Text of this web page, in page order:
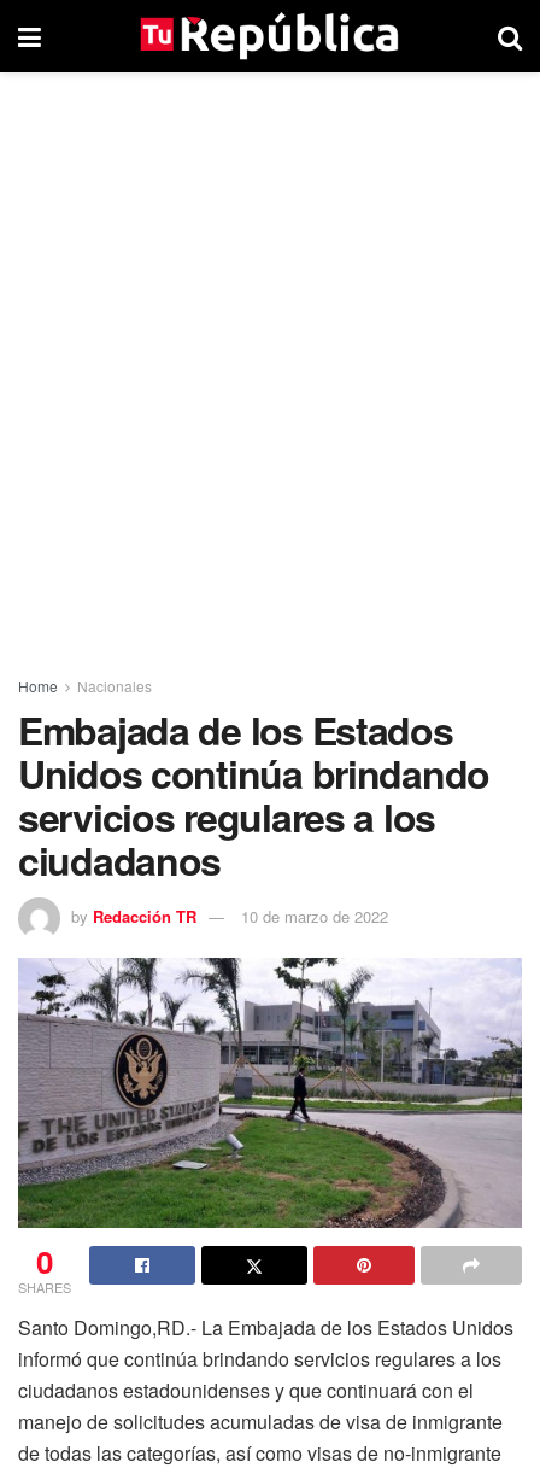
Home Nacionales
Embajada de los Estados
Unidos continúa brindando
servicios regulares a los
ciudadanos
by Redacción TR 10 de marzo de 2022
0
SHARES
Santo Domingo,RD.- La Embajada de los Estados Unidos
informó que continúa brindando servicios regulares a los
ciudadanos estadounidenses y que continuará con el
manejo de solicitudes acumuladas devisa de inmigrante
de todas las categorías, así como visas de no-inmigrante